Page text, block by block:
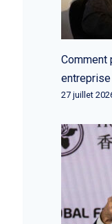
Comment
27 juillet